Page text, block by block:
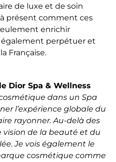
de luxe et de soin
présent comment ces
enrichir
également perpétuer et
Française.
Dior Spa & Wellness
dans un Spa
l’expérience globale du
rayonner. Au-delà des
vision de la beauté et du
Je vois également le
cosmétique comme